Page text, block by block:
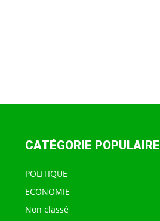
CATÉGORIE POPULAIRE
POLITIQUE
ECONOMIE
Non classé